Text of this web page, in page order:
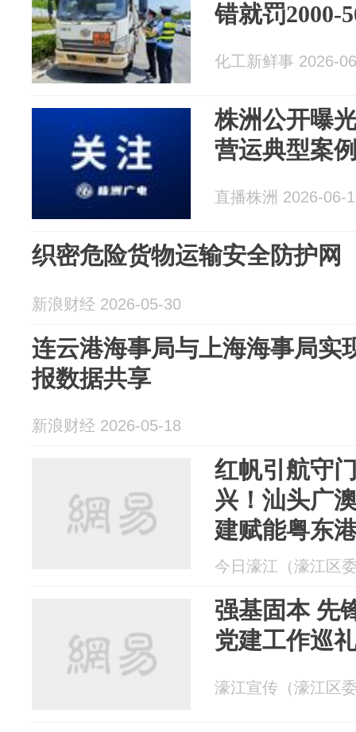
错就罚2000-
化工新鲜事 2026-
株洲公开曝
营运典型案
直播株洲 2026-06-
织密危险货物运输安全防护网
新浪财经 2026-05-30
连云港海事局与上海海事局实
报数据共享
新浪财经 2026-05-18
红帆引航守
兴！汕头广
建赋能粤东
今日濠江（濠江区
强基固本
党建工作巡
濠江宣传（濠江区